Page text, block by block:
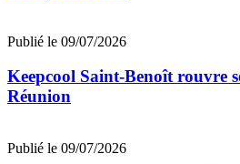
Publié le 09/07/2026
Keepcool Saint-Benoît rouvre
Réunion
Publié le 09/07/2026